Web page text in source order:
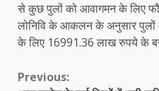
से कुछ पुलों को आवागमन के लिए
लोनिवि के आकलन के अनुसार पुलों
के लिए 16991.36 लाख रुपये के
Continue
Previous: